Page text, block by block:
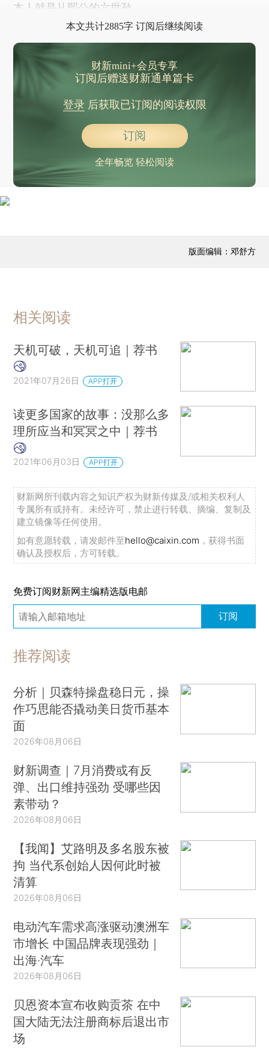
本人就是从熙公的六世孙。
本文共计2885字 订阅后继续阅读
财新mini+会员专享
订阅后赠送财新通单篇卡
登录后获取已订阅的阅读权限
订阅
全年畅览 轻松阅读
版面编辑：邓舒方
相关阅读
天机可破，天机可追｜荐书
2021年07月26日 APP打开
读更多国家的故事：没那么多
理所应当和冥冥之中｜荐书
2021年06月03日 APP打开
财新网所刊载内容之知识产权为财新传媒及/或相关权利人
专属所有或持有。未经许可，禁止进行转载、摘编、复制及
建立镜像等任何使用。
如有意愿转载，请发邮件至hello@caixin.com ，获得书面
确认及授权后，方可转载。
免费订阅财新网主编精选版电邮
订阅
推荐阅读
分析｜贝森特操盘稳日元，操
作巧思能否撬动美日货币基本
面
2026年08月06日
财新调查｜7月消费或有反
弹、出口维持强劲 受哪些因
素带动？
2026年08月06日
【我闻】艾路明及多名股东被
拘 当代系创始人因何此时被
清算
2026年08月06日
电动汽车需求高涨驱动澳洲车
市增长 中国品牌表现强劲｜
出海·汽车
2026年08月06日
贝恩资本宣布收购贡茶 在中
国大陆无法注册商标后退出市
场